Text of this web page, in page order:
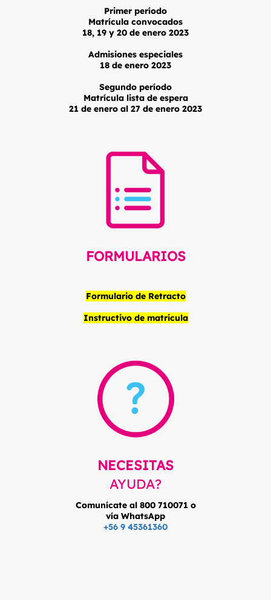
Primer período
Matrícula convocados
18, 19 y 20 de enero 2023
Admisiones especiales
18 de enero 2023
Segundo período
Matrícula lista de espera
21 de enero al 27 de enero 2023
FORMULARIOS
Formulario de Retracto
Instructivo de matricula
NECESITAS
AYUDA?
Comunícate al 800 710071 o
vía WhatsApp
+56 9 45361360